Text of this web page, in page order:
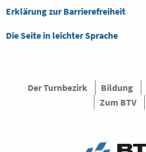
Erklärung zur Barrierefreiheit
Die Seite in leichter Sprache
Der Turnbezirk Bildung
Zum BTV